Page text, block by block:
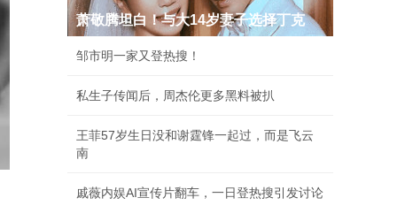
萧敬腾坦白！与大14岁妻子选择丁克
邹市明一家又登热搜！
私生子传闻后，周杰伦更多黑料被扒
王菲57岁生日没和谢霆锋一起过，而是飞云
南
戚薇内娱AI宣传片翻车，一日登热搜引发讨论